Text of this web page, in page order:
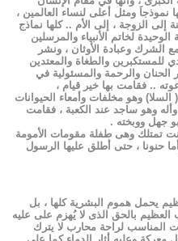
نموذجاَ ومثل أعلى لنساء العالمين ،
إلى الزوجة ، إلى الأم .. كلها نماذج
لخاتم الأنبياء والمرسلين
وعبادة الأوثان ، ونشر
للمستكبرين والطغاة والمعتدين
الحنان والرحمة والمسئولية في
.. فقامت بها خير قيام ،
وهو مخلفات وأمعاء الحيوانات
وهو ساجد عند الكعبة ، فقامت
جهل ووبخته .
تمتلك وهى طفلة مقومات الأمومة
حنونا ، حتى أطلق عليها الرسول
يحمل هموم البشرية كلها ، بل
العظيم بالحق الذى لا يُهزم على عليه
المناسب لراحة محارب لا يترك